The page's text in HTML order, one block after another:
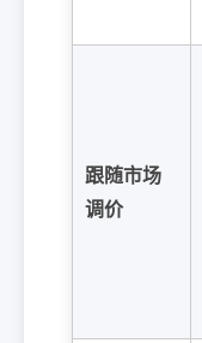
跟随市场
调价